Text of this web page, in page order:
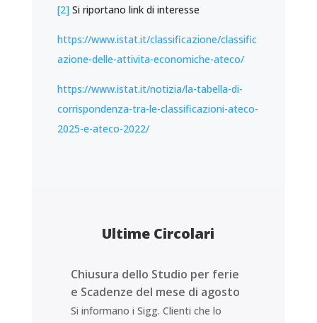
[2] Si riportano link di interesse
https://www.istat.it/classificazione/classific
azione-delle-attivita-economiche-ateco/
https://www.istat.it/notizia/la-tabella-di-
corrispondenza-tra-le-classificazioni-ateco-
2025-e-ateco-2022/
Ultime Circolari
Chiusura dello Studio per ferie
e Scadenze del mese di agosto
Si informano i Sigg. Clienti che lo